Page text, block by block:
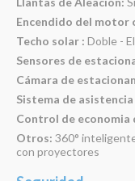
Encendido del motor
Techo solar : Doble -
Sensores de
Cámara de
Sistema de
Control de economia
Otros: 360°
con proyectores